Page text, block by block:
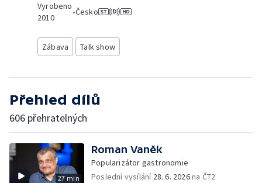
Vyrobeno
2010
•Česko
Zábava Talk show
Přehled dílů
606 přehratelných
27 min
Roman Vaněk
Popularizátor gastronomie
Poslední vysílání 28. 6. 2026na ČT2